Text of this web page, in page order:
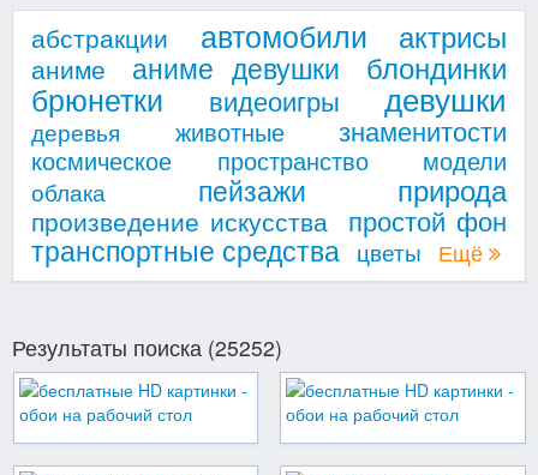
Вход
абстракции автомобили актрисы
аниме аниме девушки блондинки
брюнетки видеоигры девушки
деревья животные знаменитости
космическое пространство модели
облака пейзажи природа
произведение искусства простой фон
транспортные средства цветы Ещё
Результаты поиска (25252)